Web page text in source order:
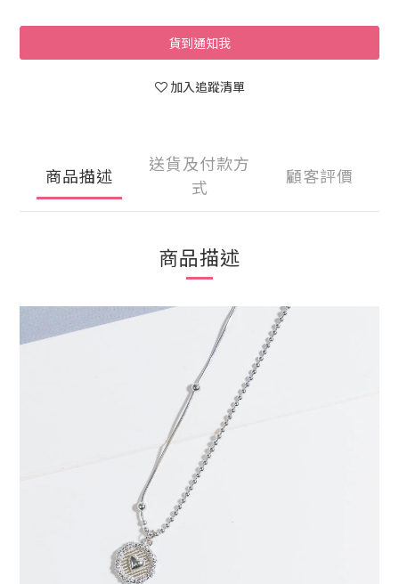
貨到通知我
加入追蹤清單
商品描述
送貨及付款方
式
顧客評價
商品描述